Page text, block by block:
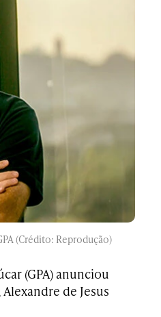
(Crédito: Reprodução)
(GPA) anunciou
de Jesus